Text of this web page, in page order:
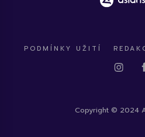
PODMÍNKY UŽITÍ
Copyright © 2024